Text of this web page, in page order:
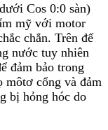
Cos 0:0 sàn)
mỹ với motor
chắn. Trên đế
nước tuy nhiên
đảm bảo trong
môtơ cổng và đảm
bị hỏng hóc do